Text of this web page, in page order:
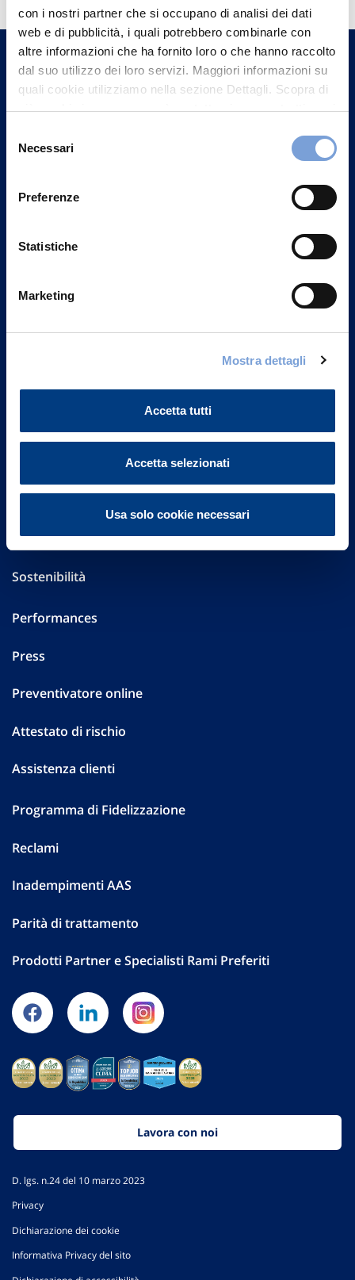
con i nostri partner che si occupano di analisi dei dati
web e di pubblicità, i quali potrebbero combinarle con
altre informazioni che ha fornito loro o che hanno raccolto
dal suo utilizzo dei loro servizi. Maggiori informazioni su
quali cookie utilizziamo nella sezione Dettagli. Scopra di
più su chi siamo, come può contattarci e come trattiamo i
può trovare nel footer del sito nella sezione "Informativa
delNecessari
Preferenze
Statistiche
Marketing
Mostra dettagli
Accetta tutti
Accetta selezionati
Usa solo cookie necessari
Trova l'Agenzia più vicina a te e parla con
un nostro Agente.
Contattaci
Vittoria Assicurazioni S.p.A.
Part. IVA 01329510158
Altre informazioni
Sostenibilità
Performances
Press
Preventivatore online
Attestato di rischio
Assistenza clienti
Programma di Fidelizzazione
Reclami
Inadempimenti AAS
Parità di trattamento
Prodotti Partner e Specialisti Rami Preferiti
Lavora con noi
D. lgs. n.24 del 10 marzo 2023
Privacy
Dichiarazione dei cookie
Informativa Privacy del sito